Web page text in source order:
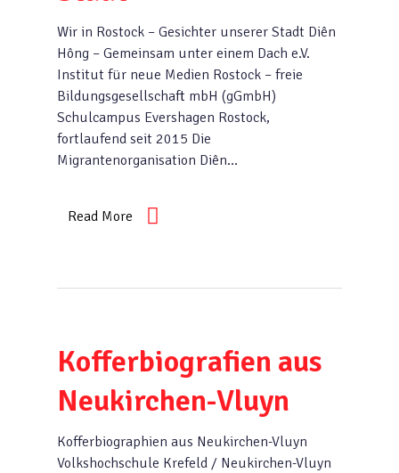
Wir in Rostock – Gesichter unserer Stadt Diên
Hông – Gemeinsam unter einem Dach e.V.
Institut für neue Medien Rostock – freie
Bildungsgesellschaft mbH (gGmbH)
Schulcampus Evershagen Rostock,
fortlaufend seit 2015 Die
Migrantenorganisation Diên…
Read More
Kofferbiografien aus
Neukirchen-Vluyn
Kofferbiographien aus Neukirchen-Vluyn
Volkshochschule Krefeld / Neukirchen-Vluyn